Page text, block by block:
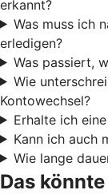
erkannt?
Was muss ich
erledigen?
Was passiert,
Wie
Kontowechsel?
Erhalte ich
Kann ich auch
Wie lange
Das